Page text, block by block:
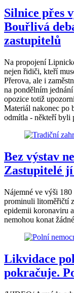
Silnice přes
Bouřlivá
zastupitelů
Na propojení
nejen řidiči, kteří
Přerova, ale i
na pondělním
opozice totiž
Materiál nakonec po
odmítla - někteří byli
Bez výstav
Zastupitelé
Nájemné ve výši
prominuli litoměřičtí
epidemii koronaviru
nemohou konat
Likvidace
pokračuje.